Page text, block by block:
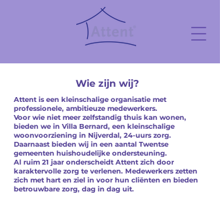
Wie zijn wij?
Attent is een kleinschalige organisatie met
professionele, ambitieuze medewerkers.
Voor wie niet meer zelfstandig thuis kan wonen,
bieden we in Villa Bernard, een kleinschalige
woonvoorziening in Nijverdal, 24-uurs zorg.
Daarnaast bieden wij in een aantal Twentse
gemeenten huishoudelijke ondersteuning.
Al ruim 21 jaar onderscheidt Attent zich door
karaktervolle zorg te verlenen. Medewerkers zetten
zich met hart en ziel in voor hun cliënten en bieden
betrouwbare zorg, dag in dag uit.